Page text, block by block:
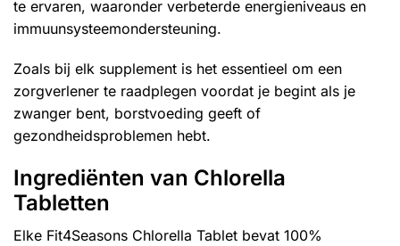
te ervaren, waaronder verbeterde energieniveaus en
immuunsysteemondersteuning.
Zoals bij elk supplement is het essentieel om een
zorgverlener te raadplegen voordat je begint als je
zwanger bent, borstvoeding geeft of
gezondheidsproblemen hebt.
Ingrediënten van Chlorella
Tabletten
Elke Fit4Seasons Chlorella Tablet bevat 100%